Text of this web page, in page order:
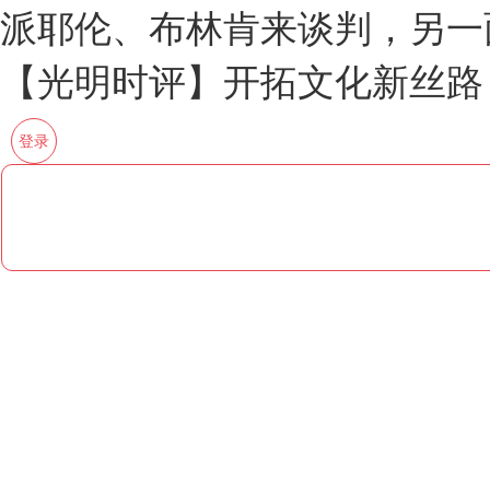
派耶伦、布林肯来谈判，另
【光明时评】开拓文化新丝
登录